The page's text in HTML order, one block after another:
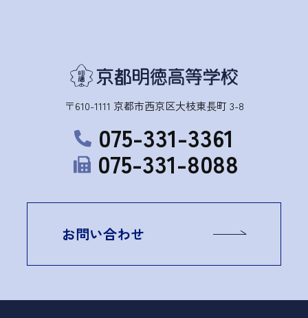
〒610-1111 京都市西京区大枝東長町 3-8
075-331-3361
075-331-8088
お問い合わせ